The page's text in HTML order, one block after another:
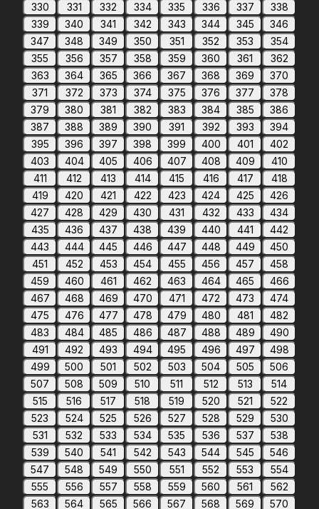
330
331 332 334 335 336 337
338
339
340 341 342 343 344 345
346
347
348 349 350 351 352 353
354
355
356 357 358 359 360 361
362
363
364 365 366 367 368 369
370
371
372 373 374 375 376 377
378
379
380 381 382 383 384 385
386
387
388 389 390 391 392 393
394
395
396 397 398 399 400 401
402
403
404 405 406 407 408 409
410
411
412 413 414 415 416 417
418
419
420 421 422 423 424 425
426
427
428 429 430 431 432 433
434
435
436 437 438 439 440 441
442
443
444 445 446 447 448 449
450
451
452 453 454 455 456 457
458
459
460 461 462 463 464 465
466
467
468 469 470 471 472 473
474
475
476 477 478 479 480 481
482
483
484 485 486 487 488 489
490
491
492 493 494 495 496 497
498
499
500 501 502 503 504 505
506
507
508 509 510 511 512 513
514
515
516 517 518 519 520 521
522
523
524 525 526 527 528 529
530
531
532 533 534 535 536 537
538
539
540 541 542 543 544 545
546
547
548 549 550 551 552 553
554
555
556 557 558 559 560 561
562
563
564 565 566 567 568 569 570